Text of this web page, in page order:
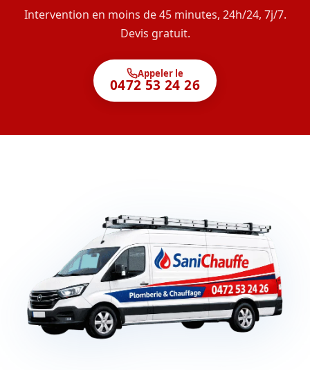
Intervention en moins de 45 minutes, 24h/24, 7j/7.
Devis gratuit.
Appeler le
0472 53 24 26